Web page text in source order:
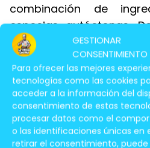
GESTIONAR
CONSENTIMIENTO
Para ofrecer las mejores
tecnologías como las cookies
acceder a la información del
consentimiento de estas
procesar datos como el
o las identificaciones únicas en
retirar el consentimiento,
combinación de
especias autóctonas.
chile hasta la
elemento aporta una
paladar. La comida
saciar el hambre, sino
una experiencia
La importancia de